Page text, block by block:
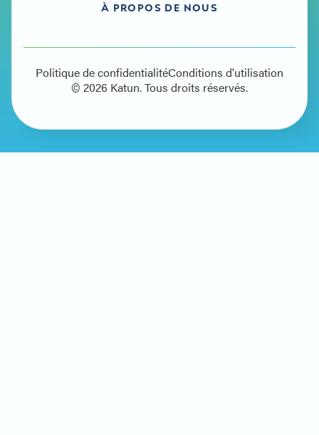
À PROPOS DE NOUS
© 2026 Katun. Tous droits réservés.
Politique de confidentialitéConditions d'utilisation